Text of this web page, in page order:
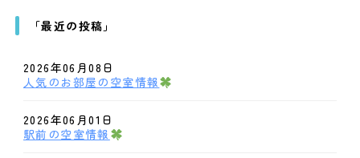
「最近の投稿」
2026年06月08日
人気のお部屋の空室情報
2026年06月01日
駅前の空室情報